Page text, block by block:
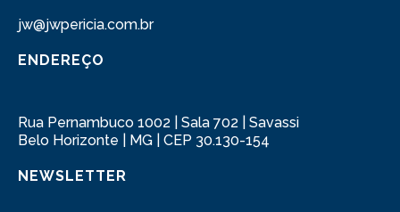
jw@jwpericia.com.br
ENDEREÇO
Rua Pernambuco 1002 | Sala 702 | Savassi
Belo Horizonte | MG | CEP 30.130-154
NEWSLETTER